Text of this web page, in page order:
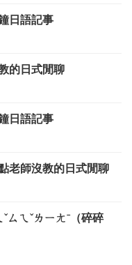
日語記事
的日式閒聊
日語記事
老師沒教的日式閒聊
ㄙㄟˇㄌㄧㄤˉ（碎碎